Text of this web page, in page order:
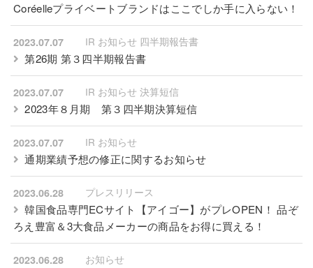
Coréelleプライベートブランドはここでしか手に入らない！
2023.07.07 IR お知らせ 四半期報告書
第26期 第３四半期報告書
2023.07.07 IR お知らせ 決算短信
2023年８月期 第３四半期決算短信
2023.07.07 IR お知らせ
通期業績予想の修正に関するお知らせ
2023.06.28 プレスリリース
韓国食品専門ECサイト【アイゴー】がプレOPEN！ 品ぞ
ろえ豊富＆3大食品メーカーの商品をお得に買える！
2023.06.28 お知らせ